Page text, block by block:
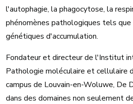
l'autophagie, la phagocytose, la
phénomènes pathologiques tels que
génétiques d'accumulation.
Fondateur et directeur de l'Institut
Pathologie moléculaire et cellulaire
campus de Louvain-en-Woluwe, De
dans des domaines non seulement